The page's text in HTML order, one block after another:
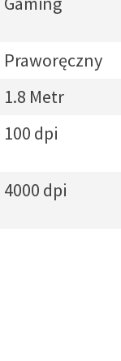
Praworęczny
1.8 Metr
100 dpi
4000 dpi